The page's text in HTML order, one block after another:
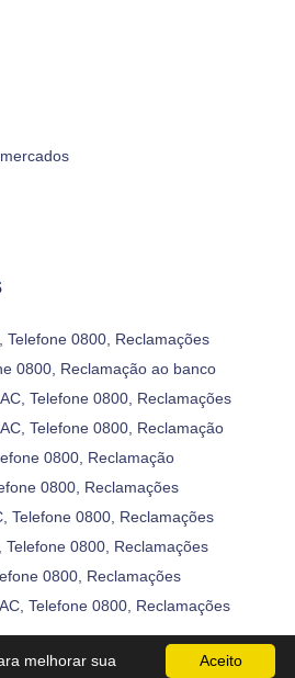
Telefone 0800, Reclamações
0800, Reclamação ao banco
Telefone 0800, Reclamações
Telefone 0800, Reclamação
0800, Reclamação
0800, Reclamações
Telefone 0800, Reclamações
Telefone 0800, Reclamações
0800, Reclamações
Telefone 0800, Reclamações
Aceito
melhorar sua